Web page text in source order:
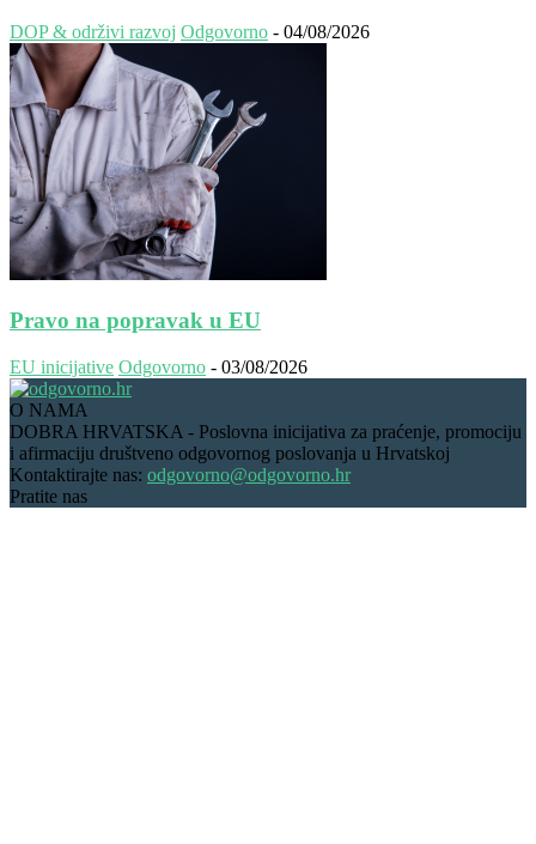
DOP & održivi razvoj Odgovorno - 04/08/2026
Pravo na popravak u EU
EU inicijative Odgovorno - 03/08/2026
O NAMA
DOBRA HRVATSKA - Poslovna inicijativa za praćenje, promociju
i afirmaciju društveno odgovornog poslovanja u Hrvatskoj
Kontaktirajte nas: odgovorno@odgovorno.hr
Pratite nas